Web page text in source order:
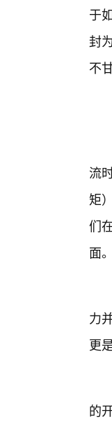
于
封
不
流
矩
们
面。
力
更
的